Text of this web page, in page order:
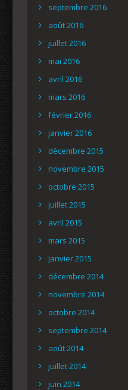
septembre 2016
août 2016
juillet 2016
mai 2016
avril 2016
mars 2016
février 2016
janvier 2016
décembre 2015
novembre 2015
octobre 2015
juillet 2015
avril 2015
mars 2015
janvier 2015
décembre 2014
novembre 2014
octobre 2014
septembre 2014
août 2014
juillet 2014
juin 2014